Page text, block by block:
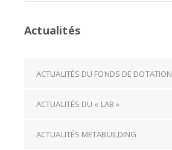
Actualités
ACTUALITÉS DU FONDS DE DOTATION
ACTUALITÉS DU « LAB »
ACTUALITÉS METABUILDING